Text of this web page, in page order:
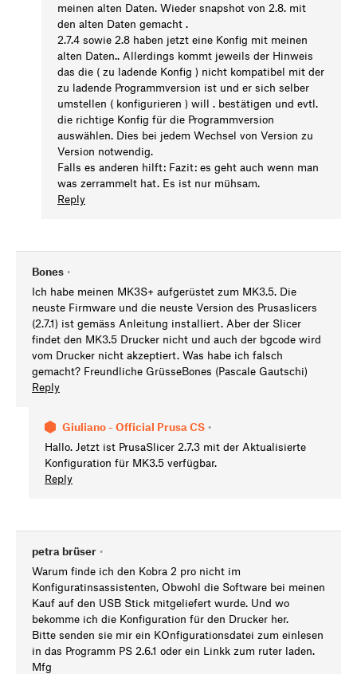
meinen alten Daten. Wieder snapshot von 2.8. mit
den alten Daten gemacht .
2.7.4 sowie 2.8 haben jetzt eine Konfig mit meinen
alten Daten.. Allerdings kommt jeweils der Hinweis
das die ( zu ladende Konfig ) nicht kompatibel mit der
zu ladende Programmversion ist und er sich selber
umstellen ( konfigurieren ) will . bestätigen und evtl.
die richtige Konfig für die Programmversion
auswählen. Dies bei jedem Wechsel von Version zu
Version notwendig.
Falls es anderen hilft: Fazit: es geht auch wenn man
was zerrammelt hat. Es ist nur mühsam.
Reply
Bones •
Ich habe meinen MK3S+ aufgerüstet zum MK3.5. Die
neuste Firmware und die neuste Version des Prusaslicers
(2.7.1) ist gemäss Anleitung installiert. Aber der Slicer
findet den MK3.5 Drucker nicht und auch der bgcode wird
vom Drucker nicht akzeptiert. Was habe ich falsch
gemacht? Freundliche GrüsseBones (Pascale Gautschi)
Reply
Giuliano - Official Prusa CS •
Hallo. Jetzt ist PrusaSlicer 2.7.3 mit der Aktualisierte
Konfiguration für MK3.5 verfügbar.
Reply
petra brüser •
Warum finde ich den Kobra 2 pro nicht im
Konfiguratinsassistenten, Obwohl die Software bei meinen
Kauf auf den USB Stick mitgeliefert wurde. Und wo
bekomme ich die Konfiguration für den Drucker her.
Bitte senden sie mir ein KOnfigurationsdatei zum einlesen
in das Programm PS 2.6.1 oder ein Linkk zum ruter laden.
Mfg